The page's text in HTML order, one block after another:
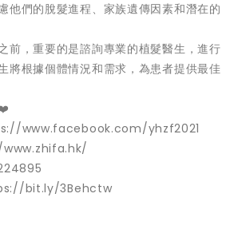
他們的脫髮進程、家族遺傳因素和潛在的
前，重要的是諮詢專業的植髮醫生，進行
將根據個體情況和需求，為患者提供最佳
www.facebook.com/yhzf2021
www.zhifa.hk/
bit.ly/3Behctw